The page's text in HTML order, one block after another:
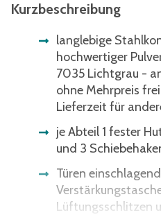
Kurzbeschreibung
langlebige
hochwertiger
7035 Lichtgrau -
ohne Mehrpreis
Lieferzeit für
je Abteil 1 fester
und 3
Türen
Lüftungsschlitzen